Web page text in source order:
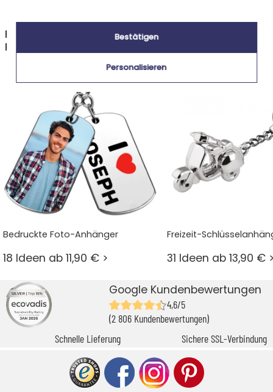
Entdecken Sie weitere Produkte aus der Kategorie
Personalisierte Schlüsselanhänger
Bedruckte Foto-Anhänger
18 Ideen ab 11,90 € >
Freizeit-
31 Ideen ab 13,90 €
Google Kundenbewertungen
4,6/5
(2 806 Kundenbewertungen)
Schnelle Lieferung
Sichere SSL-Verbindung
Bestätigen
Personalisieren